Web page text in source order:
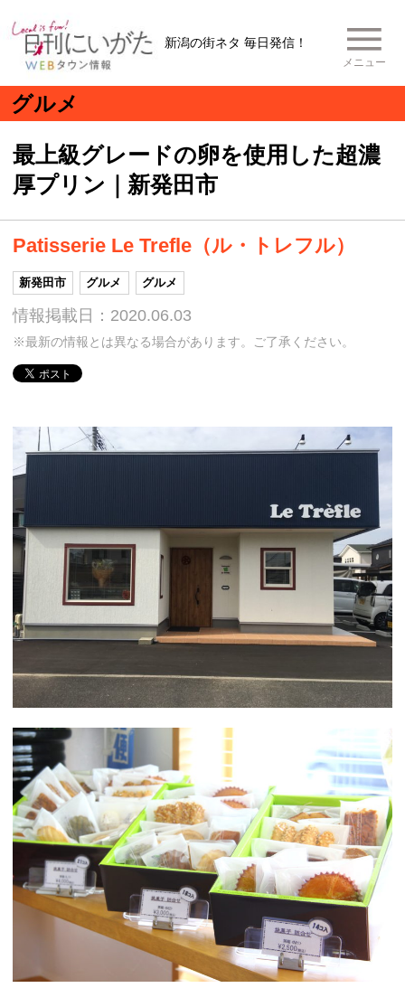
新潟の街ネタ 毎日発信！
メニュー
グルメ
最上級グレードの卵を使用した超濃
厚プリン｜新発田市
Patisserie Le Trefle（ル・トレフル）
新発田市 グルメ グルメ
情報掲載日：2020.06.03
※最新の情報とは異なる場合があります。ご了承ください。